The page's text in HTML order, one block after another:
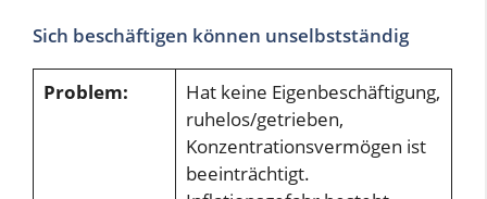
Sich beschäftigen können unselbstständig
Problem:
Hat keine Eigenbeschäftigung,
ruhelos/getrieben,
Konzentrationsvermögen ist
beeinträchtigt.